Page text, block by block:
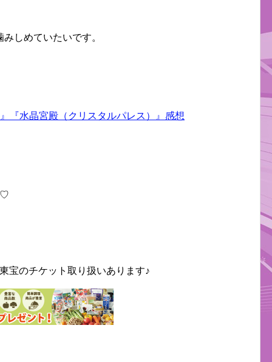
しめていたいです。
『水晶宮殿（クリスタルパレス）』感想
♡
宝のチケット取り扱いあります♪